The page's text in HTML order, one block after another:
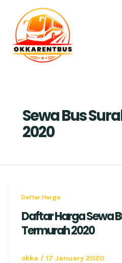
content
Sewa Bus
2020
Daftar Harga
Daftar Harga Sewa
Termurah 2020
okka / 17 January 2020